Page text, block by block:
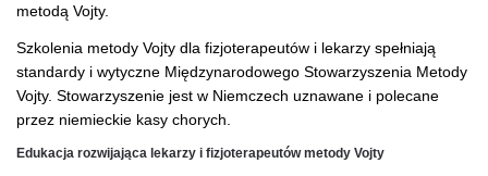
metodą Vojty.
Szkolenia metody Vojty dla fizjoterapeutów i lekarzy spełniają
standardy i wytyczne Międzynarodowego Stowarzyszenia Metody
Vojty. Stowarzyszenie jest w Niemczech uznawane i polecane
przez niemieckie kasy chorych.
Edukacja rozwijająca lekarzy i fizjoterapeutów metody Vojty